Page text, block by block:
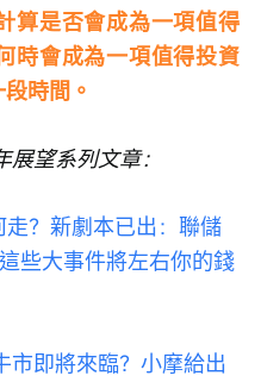
算是否會成為一項值得
時會成為一項值得投資
時間。
望系列文章：
？新劇本已出：聯儲
些大事件將左右你的錢
市即將來臨？小摩給出